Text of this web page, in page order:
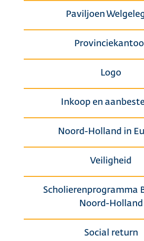
Paviljoen
Logo
Inkoop en
Noord-Holland in
Veiligheid
Scholierenprogramma
Noord-Holland
Social return